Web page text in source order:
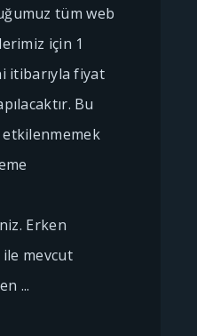
tüm web
için 1
itibarıyla fiyat
Bu
Erken
mevcut
...